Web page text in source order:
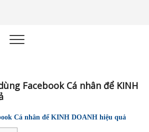
Online |
Công Nghệ
Facebook Cá nhân để KINH
Cá nhân để KINH DOANH hiệu quả